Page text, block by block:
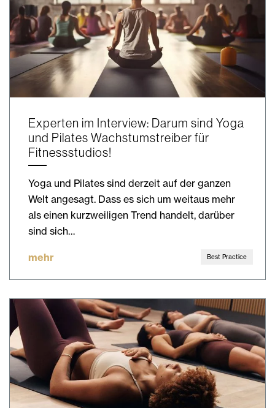
Experten im Interview: Darum sind Yoga
und Pilates Wachstumstreiber für
Fitnessstudios!
Yoga und Pilates sind derzeit auf der ganzen
Welt angesagt. Dass es sich um weitaus mehr
als einen kurzweiligen Trend handelt, darüber
sind sich…
mehr Best Practice